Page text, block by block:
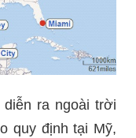
ra ngoài trời
quy định tại Mỹ,